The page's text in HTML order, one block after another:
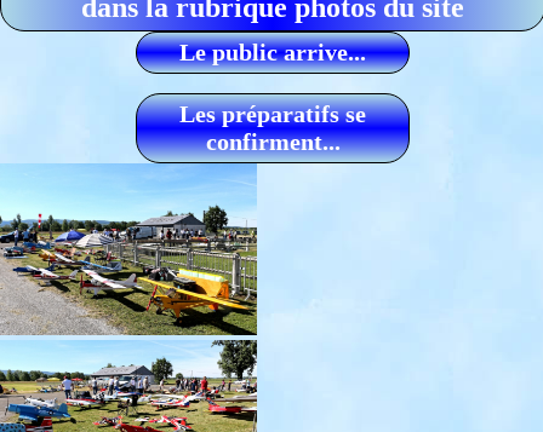
dans la rubrique photos du site
Le public arrive...
Les préparatifs se
confirment...